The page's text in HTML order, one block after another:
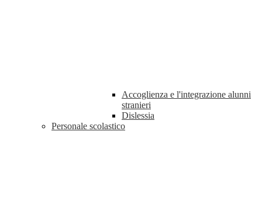
Accoglienza e l'integrazione alunni
stranieri
Dislessia
Personale scolastico